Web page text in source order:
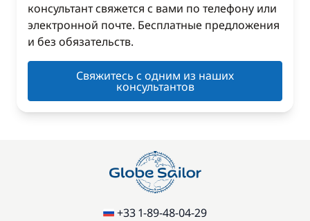
консультант свяжется с вами по телефону или
электронной почте. Бесплатные предложения
и без обязательств.
Свяжитесь с одним из наших
консультантов
+33 1-89-48-04-29